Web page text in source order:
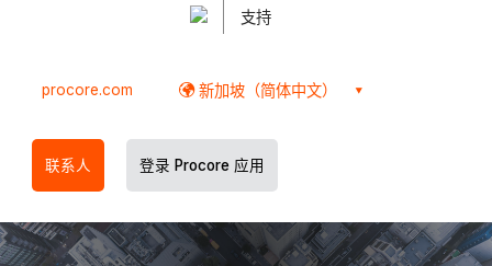
支持
procore.com 新加坡（简体中文）
联系人 登录 Procore 应用